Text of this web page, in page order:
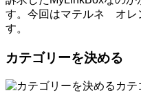
す。今回はマテルネ オレ
す。
カテゴリーを決める
カテ